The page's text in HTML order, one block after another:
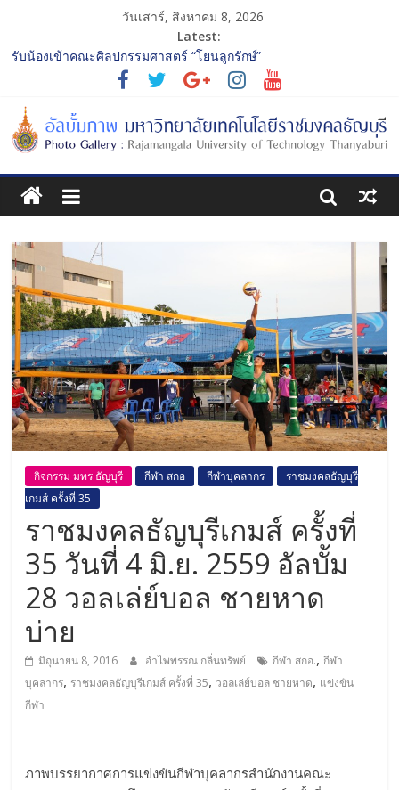
วันเสาร์, สิงหาคม 8, 2026
Latest:
รับน้องเข้าคณะศิลปกรรมศาสตร์ “โยนลูกรักษ์”
พิธีปฐมนิเทศ พิธีมอบตัวเป็นศิษย์ และบายศรีสู่ขวัญนักศึกษาใหม่
ประจำปีการศึกษา 2568 รุ่นที่ 3
พิธีปฐมนิเทศ พิธีมอบตัวเป็นศิษย์ และบายศรีสู่ขวัญนักศึกษาใหม่
ประจำปีการศึกษา 2568 รุ่นที่ 2
การประกวดทูตกิจกรรม ประจำปีการศึกษา 2568 “RMUTT Freshy
2025 Time to Nine-T”
โครงการแลกเปลี่ยนเรียนรู้บทบาทของกรรมการสภามหาวิทยาลัย
เทคโนโลยีราชมงคลธัญบุรี
กิจกรรม มทร.ธัญบุรี กีฬา สกอ กีฬาบุคลากร
ราชมงคลธัญบุรี
เกมส์ ครั้งที่ 35
ราชมงคลธัญบุรีเกมส์ ครั้งที่
35 วันที่ 4 มิ.ย. 2559 อัลบั้ม
28 วอลเล่ย์บอล ชายหาด
บ่าย
มิถุนายน 8, 2016 อำไพพรรณ กลิ่นทรัพย์ กีฬา สกอ.,กีฬา
บุคลากร, ราชมงคลธัญบุรีเกมส์ ครั้งที่ 35, วอลเล่ย์บอล ชายหาด, แข่งขัน
กีฬา
ภาพบรรยากาศการแข่งขันกีฬาบุคลากรสำนักงานคณะ